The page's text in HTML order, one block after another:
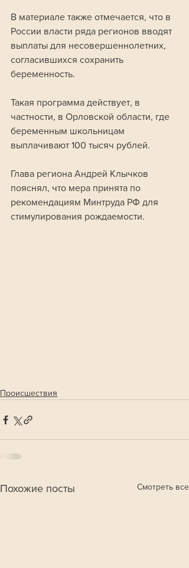
В материале также отмечается, что в
России власти ряда регионов вводят
выплаты для несовершеннолетних,
согласившихся сохранить
беременность.
Такая программа действует, в
частности, в Орловской области, где
беременным школьницам
выплачивают 100 тысяч рублей.
Глава региона Андрей Клычков
пояснял, что мера принята по
рекомендациям Минтруда РФ для
стимулирования рождаемости.
Происшествия
Похожие посты Смотреть все